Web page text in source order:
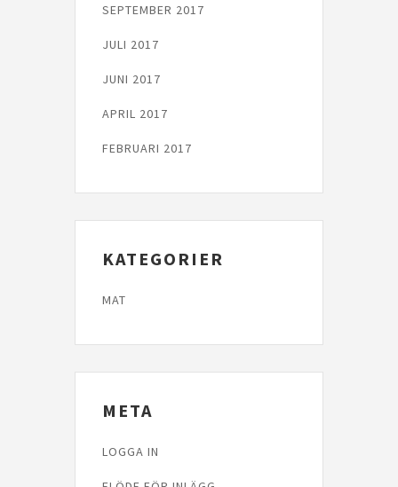
SEPTEMBER 2017
JULI 2017
JUNI 2017
APRIL 2017
FEBRUARI 2017
KATEGORIER
MAT
META
LOGGA IN